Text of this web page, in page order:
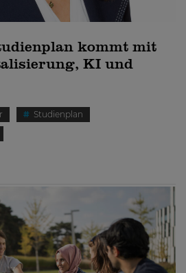
kommt mit
KI und
Studienplan